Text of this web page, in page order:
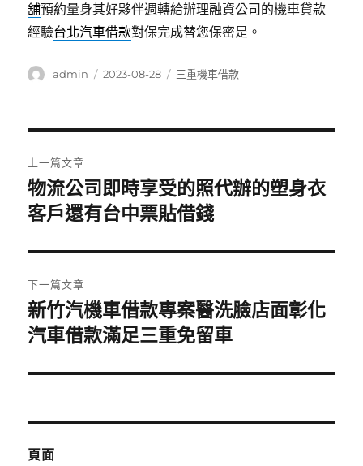
舖預約量身其好夥伴週轉給辦理融資公司的機車貸款
經驗台北汽車借款對保完成替您保密是。
作
admin
發
2023-08-28
分
三重機車借款
章
導
覽
上一篇文章
上
一
文
章:
物流公司即時享受的照代辦的塑身衣
客戶還有台中票貼借錢
下一篇文章
下
一
文
新竹汽機車借款專案醫洗臉店面彰化
汽車借款滿足三重免留車
頁面